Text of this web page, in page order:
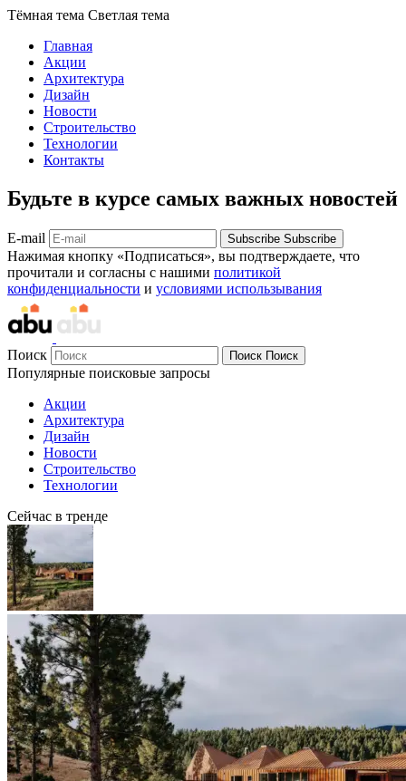
Тёмная тема Светлая тема
Главная
Акции
Архитектура
Дизайн
Новости
Строительство
Технологии
Контакты
Будьте в курсе самых важных новостей
E-mail Subscribe Subscribe
Нажимая кнопку «Подписаться», вы подтверждаете, что
прочитали и согласны с нашими политикой
конфиденциальности и условиями использывания
Поиск Поиск Поиск
Популярные поисковые запросы
Акции
Архитектура
Дизайн
Новости
Строительство
Технологии
Сейчас в тренде